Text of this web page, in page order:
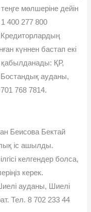
мөлшеріне дейін
1 400 277 800
Кредиторлардың
күн­нен бастап екі
ҚР,
ауданы,
768 7814.
Беисова Бектай
іс ашылды.
келгендер болса,
керек.
ауданы, Шиелі
Тел. 8 702 233 44